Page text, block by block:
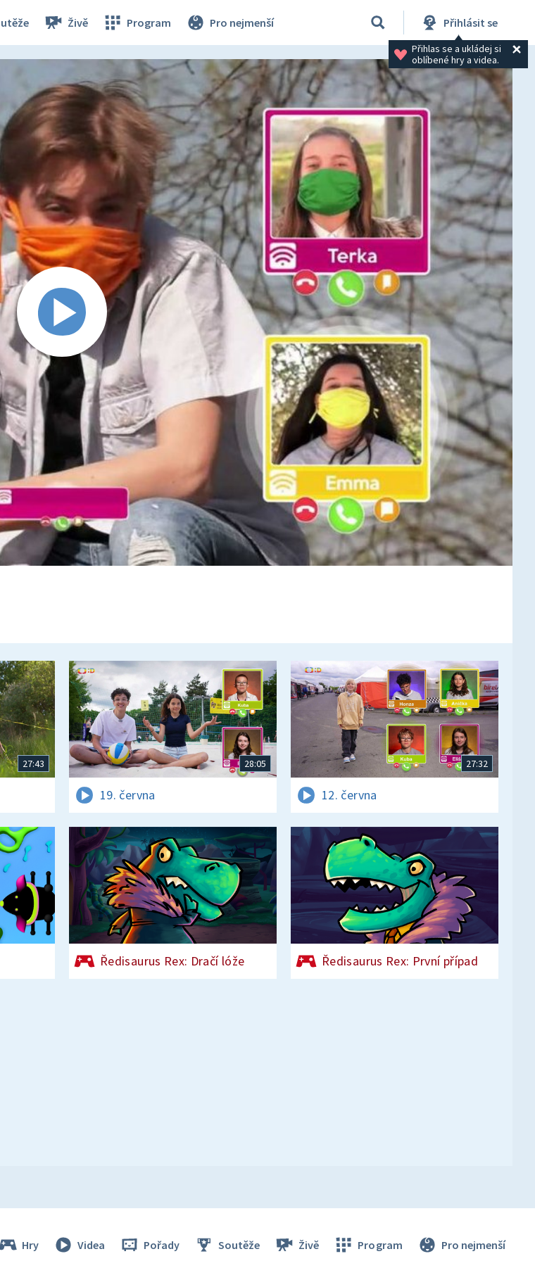
Živě Program Pro nejmenší Přihlásit se
Přihlas se a ukládej si
oblíbené hry a videa.
27:43 28:05
19. června
27:32
12. června
Ředisaurus Rex: Dračí lóže Ředisaurus Rex: První případ
Hry Videa Pořady Soutěže Živě Program Pro nejmenší